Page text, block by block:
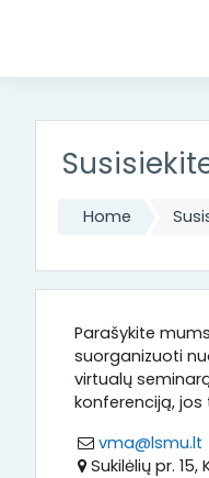
Home
Parašykite
suorganizuoti
virtualų
konferenciją, jos
vma@lsmu.lt
Sukilėlių pr. 15,